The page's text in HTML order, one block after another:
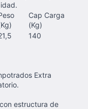
Cap Carga
(Kg)
140
Extra
estructura de